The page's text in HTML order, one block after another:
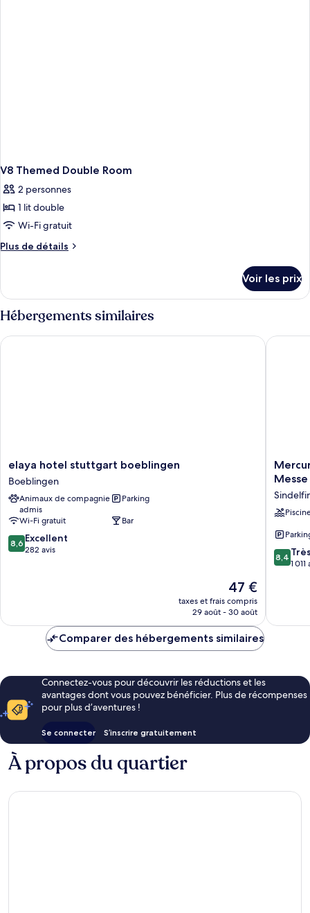
V8 Themed Double Room
2 personnes
1 lit double
Wi-Fi gratuit
Plus de détails
Plus
le
type
de
V8
Voir les prix
Hébergements similaires
elaya
hotel
stuttgart
boeblingen
Boeblingen
elaya hotel stuttgart boeblingen
Boeblingen
Animaux de compagnie
admis
Parking
Wi-Fi gratuit
Bar
8.6
sur
8,6 Excellent
282 avis
Le
nouveau
prix
de
47 €
taxes et frais compris
29 août - 30 août
elaya hotel stuttgart boeblingen
Mercure
Hotel
an
Messe
Messe
8.4
sur
8,4
1 011
Comparer des hébergements similaires
Connectez-vous pour découvrir les réductions et les
avantages dont vous pouvez bénéficier. Plus de récompenses
pour plus d’aventures !
Se connecter S’inscrire gratuitement
À propos du quartier